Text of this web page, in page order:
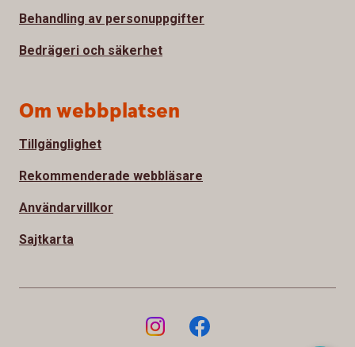
Behandling av personuppgifter
Bedrägeri och säkerhet
Om webbplatsen
Tillgänglighet
Rekommenderade webbläsare
Användarvillkor
Sajtkarta